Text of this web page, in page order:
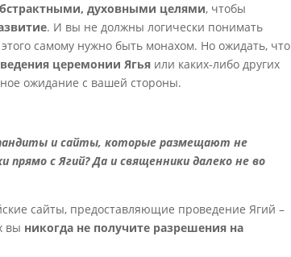
духовными целями, чтобы
. И вы не должны логически понимать
самому нужно быть монахом. Но ожидать, что
церемонии Ягья или каких-либо других
ожидание с вашей стороны.
и сайты, которые размещают не
с Ягий? Да и священники далеко не во
сайты, предоставляющие проведение Ягий –
вы никогда не получите разрешения на